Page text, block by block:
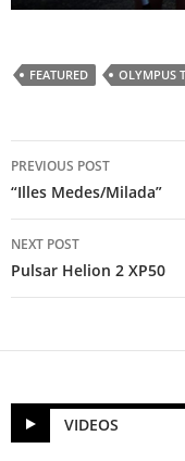
FEATURED OLYMPUS
navigation
PREVIOUS POST
“Illes Medes/Milada”
NEXT POST
Pulsar Helion 2 XP50
VIDEOS